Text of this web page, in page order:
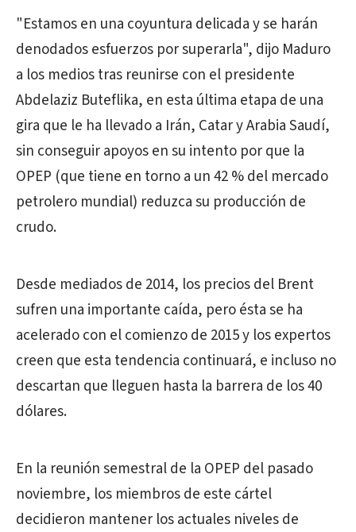
"Estamos en una coyuntura delicada y se harán
denodados esfuerzos por superarla", dijo Maduro
a los medios tras reunirse con el presidente
Abdelaziz Buteflika, en esta última etapa de una
gira que le ha llevado a Irán, Catar y Arabia Saudí,
sin conseguir apoyos en su intento por que la
OPEP (que tiene en torno a un 42 % del mercado
petrolero mundial) reduzca su producción de
crudo.
Desde mediados de 2014, los precios del Brent
sufren una importante caída, pero ésta se ha
acelerado con el comienzo de 2015 y los expertos
creen que esta tendencia continuará, e incluso no
descartan que lleguen hasta la barrera de los 40
dólares.
En la reunión semestral de la OPEP del pasado
noviembre, los miembros de este cártel
decidieron mantener los actuales niveles de